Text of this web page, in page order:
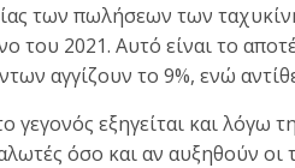
των πωλήσεων των
του 2021. Αυτό είναι το
αγγίζουν το 9%, ενώ
γεγονός εξηγείται και λόγω
όσο και αν αυξηθούν οι